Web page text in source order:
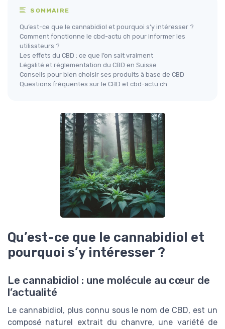
SOMMAIRE
Qu’est-ce que le cannabidiol et pourquoi s’y intéresser ?
Comment fonctionne le cbd-actu ch pour informer les
utilisateurs ?
Les effets du CBD : ce que l’on sait vraiment
Légalité et réglementation du CBD en Suisse
Conseils pour bien choisir ses produits à base de CBD
Questions fréquentes sur le CBD et cbd-actu ch
Qu’est-ce que le cannabidiol et
pourquoi s’y intéresser ?
Le cannabidiol : une molécule au cœur de
l’actualité
Le cannabidiol, plus connu sous le nom de CBD, est un
composé naturel extrait du chanvre, une variété de